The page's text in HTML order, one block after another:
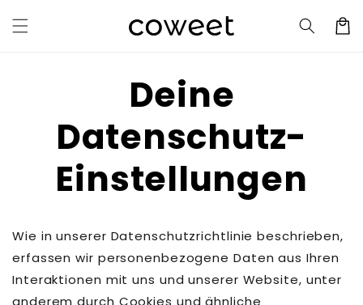
zum
Inhalt
Deine
Datenschutz-
Einstellungen
Wie in unserer Datenschutzrichtlinie beschrieben,
erfassen wir personenbezogene Daten aus Ihren
Interaktionen mit uns und unserer Website, unter
anderem durch Cookies und ähnliche